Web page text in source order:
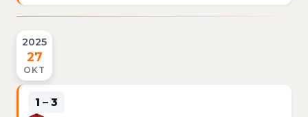
2025
27
OKT
1 – 3